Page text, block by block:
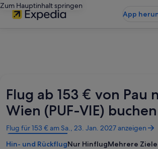
Zum Hauptinhalt springen
App
Flug ab 153 € von Pau
Wien (PUF-VIE) buchen
Flug für 153 € am Sa., 23. Jan. 2027 anzeigen
Wird
in
einem
Hin- und RückflugNur HinflugMehrere Ziele